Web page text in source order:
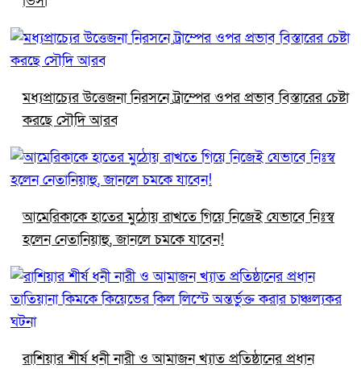
মধ্যপ্রাচ্যের উত্তেজনা নিরসনে ট্রাম্পের ওপর প্রভাব বিস্তারের চেষ্টা
করছে সৌদি আরব
আমেরিকাকে হাতের মুঠোয় রাখতে গিয়ে নিজেই যেভাবে নিঃস্ব
হলেন নেতানিয়াহু, জানলে চমকে যাবেন!
রাশিয়ার শীর্ষ ধনী নারী ও আমাজন খ্যাত প্রতিষ্ঠানের প্রধান